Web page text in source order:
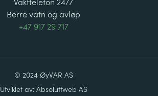
Berre vatn og avløp
+47 917 29 717
© 2024 ØyVAR AS
Utviklet av: Absoluttweb AS